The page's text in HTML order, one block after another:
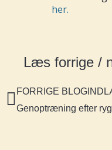
her.
Læs forrige /
Tidligere
FORRIGE